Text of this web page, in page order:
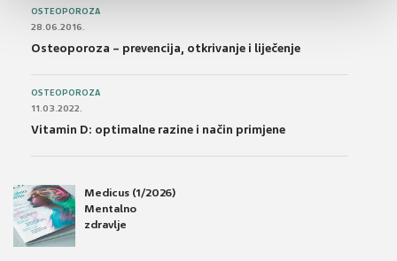
OSTEOPOROZA
28.06.2016.
Osteoporoza – prevencija, otkrivanje i liječenje
OSTEOPOROZA
11.03.2022.
Vitamin D: optimalne razine i način primjene
Medicus (1/2026)
Mentalno
zdravlje